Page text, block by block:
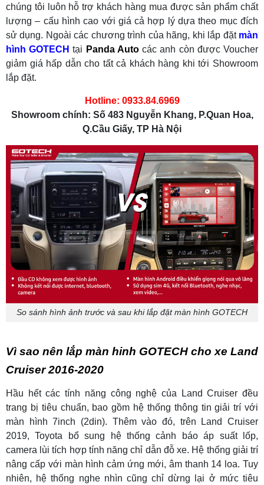
chúng tôi luôn hỗ trợ khách hàng mua được sản phẩm chất
lượng – cấu hình cao với giá cả hợp lý dựa theo mục đích
sử dụng. Ngoài các chương trình của hãng, khi lắp đặt màn
hình GOTECH tại Panda Autocác anh còn được Voucher
giảm giá hấp dẫn cho tất cả khách hàng khi tới Showroom
lắp đặt.
Hotline: 0933.84.6969
Showroom chính: Số 483 Nguyễn Khang, P.Quan Hoa,
Q.Cầu Giấy, TP Hà Nội
So sánh hình ảnh trước và sau khi lắp đặt màn hình GOTECH
Vì sao nên lắp màn hinh GOTECH cho xe Land
Cruiser 2016-2020
Hầu hết các tính năng công nghệ của Land Cruiser đều
trang bị tiêu chuẩn, bao gồm hệ thống thông tin giải trí với
màn hình 7inch (2din). Thêm vào đó, trên Land Cruiser
2019, Toyota bổ sung hệ thống cảnh báo áp suất lốp,
camera lùi tích hợp tính năng chỉ dẫn đỗ xe. Hệ thống giải trí
nâng cấp với màn hình cảm ứng mới, âm thanh 14 loa. Tuy
nhiên, hệ thống nghe nhìn cũng chỉ dừng lại ở mức tiêu